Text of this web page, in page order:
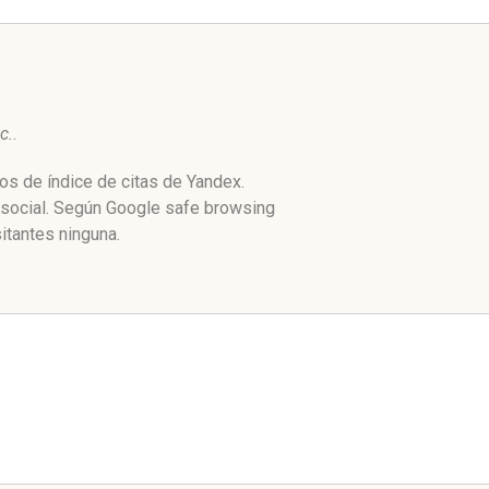
.
de índice de citas de Yandex.
Según Google safe browsing
ninguna.